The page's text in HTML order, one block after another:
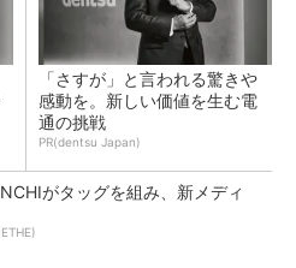
「さすが」と言われる驚きや
感動を。新しい価値を生む電
通の挑戦
PR(dentsu Japan)
がタッグを組み、新メディ